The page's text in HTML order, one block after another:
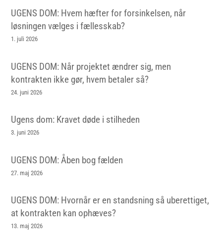
UGENS DOM: Hvem hæfter for forsinkelsen, når
løsningen vælges i fællesskab?
1. juli 2026
UGENS DOM: Når projektet ændrer sig, men
kontrakten ikke gør, hvem betaler så?
24. juni 2026
Ugens dom: Kravet døde i stilheden
3. juni 2026
UGENS DOM: Åben bog fælden
27. maj 2026
UGENS DOM: Hvornår er en standsning så uberettiget,
at kontrakten kan ophæves?
13. maj 2026